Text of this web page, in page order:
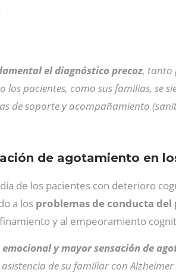
el diagnóstico precoz, tanto
pacientes, como sus familias, se
de soporte y acompañamiento
de agotamiento en
de los pacientes con deterioro
a los problemas de conducta del
y al empeoramiento
y mayor sensación de
de su familiar con